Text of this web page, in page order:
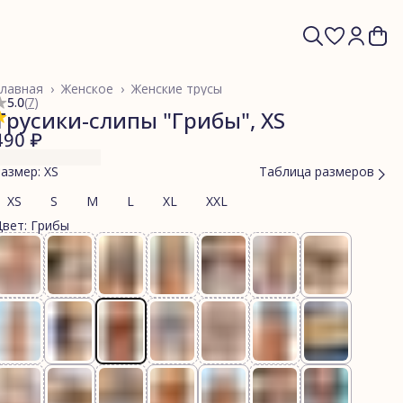
Женские трусы
Женское ›
›
5.0(7)
слипы "Грибы", XS
₽
XS
Таблица размеров
XS
S M L XL
XXL
Грибы